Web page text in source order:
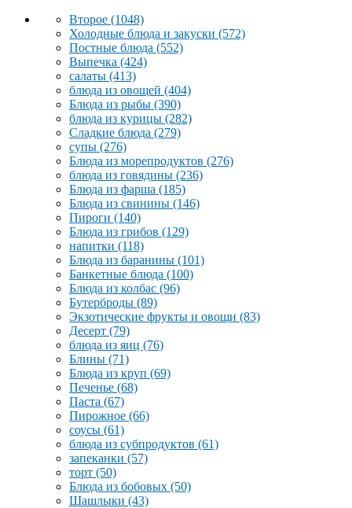
Второе (1048)
Холодные блюда и закуски (572)
Постные блюда (552)
Выпечка (424)
салаты (413)
блюда из овощей (404)
Блюда из рыбы (390)
блюда из курицы (282)
Сладкие блюда (279)
супы (276)
Блюда из морепродуктов (276)
блюда из говядины (236)
Блюда из фарша (185)
Блюда из свинины (146)
Пироги (140)
Блюда из грибов (129)
напитки (118)
Блюда из баранины (101)
Банкетные блюда (100)
Блюда из колбас (96)
Бутерброды (89)
Экзотические фрукты и овощи (83)
Десерт (79)
блюда из яиц (76)
Блины (71)
Блюда из круп (69)
Печенье (68)
Паста (67)
Пирожное (66)
соусы (61)
блюда из субпродуктов (61)
запеканки (57)
торт (50)
Блюда из бобовых (50)
Шашлыки (43)